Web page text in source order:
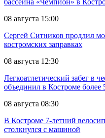
бассейна «Чемпион» в
08 августа 15:00
Сергей Ситников продлил
костромских заправках
08 августа 12:30
Легкоатлетический забег в
объединил в Костроме более
08 августа 08:30
В Костроме 7-летний
столкнулся с машиной